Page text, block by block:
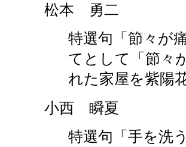
松本 勇二
特選句「節々が
てとして「節々
れた家屋を紫陽
小西 瞬夏
特選句「手を洗